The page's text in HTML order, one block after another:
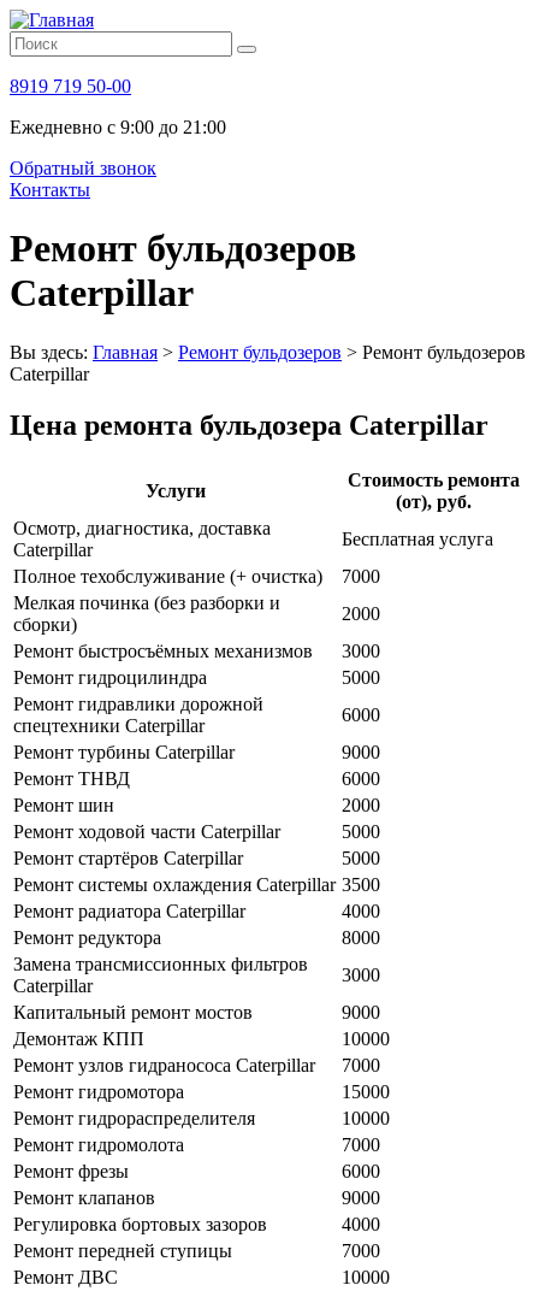
8919 719 50-00
Ежедневно с 9:00 до 21:00
Обратный звонок
Контакты
Ремонт бульдозеров
Caterpillar
Вы здесь: Главная > Ремонт бульдозеров > Ремонт бульдозеров
Caterpillar
Цена ремонта бульдозера Caterpillar
Услуги
Стоимость ремонта
(от), руб.
Осмотр, диагностика, доставка
Caterpillar
Бесплатная услуга
Полное техобслуживание (+ очистка)
7000
Мелкая починка (без разборки и
сборки)
2000
Ремонт быстросъёмных механизмов
3000
Ремонт гидроцилиндра
5000
Ремонт гидравлики дорожной
спецтехники Caterpillar
6000
Ремонт турбины Caterpillar
9000
Ремонт ТНВД
6000
Ремонт шин
2000
Ремонт ходовой части Caterpillar
5000
Ремонт стартёров Caterpillar
5000
Ремонт системы охлаждения Caterpillar 3500
Ремонт радиатора Caterpillar
4000
Ремонт редуктора
8000
Замена трансмиссионных фильтров
Caterpillar
3000
Капитальный ремонт мостов
9000
Демонтаж КПП
10000
Ремонт узлов гидранососа Caterpillar
7000
Ремонт гидромотора
15000
Ремонт гидрораспределителя
10000
Ремонт гидромолота
7000
Ремонт фрезы
6000
Ремонт клапанов
9000
Регулировка бортовых зазоров
4000
Ремонт передней ступицы
7000
Ремонт ДВС
10000